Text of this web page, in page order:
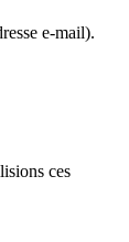
e-mail).
ces